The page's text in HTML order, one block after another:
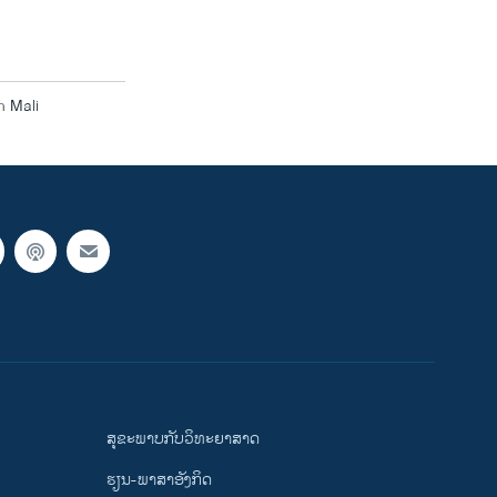
Mali
ສຸຂະພາບກັບວິທະຍາສາດ
ຮຽນ-ພາສາອັງກິດ